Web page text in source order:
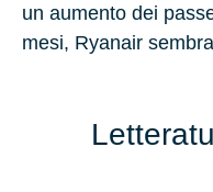
un aumento dei
mesi, Ryanair